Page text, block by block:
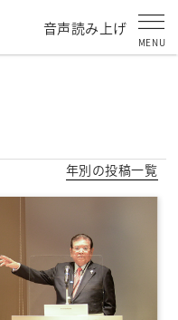
音声読み上げ
MENU
年別の投稿一覧